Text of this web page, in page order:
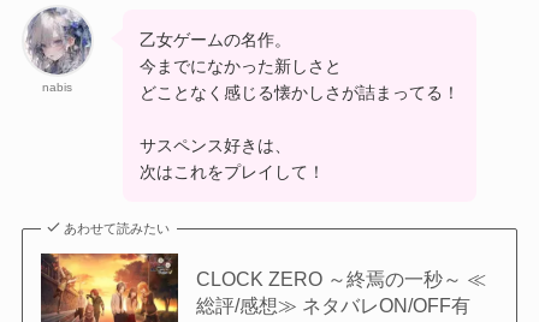
nabis
乙女ゲームの名作。
今までになかった新しさと
どことなく感じる懐かしさが詰まってる！
サスペンス好きは、
次はこれをプレイして！
あわせて読みたい
CLOCK ZERO ～終焉の一秒～ ≪
総評/感想≫ ネタバレON/OFF有